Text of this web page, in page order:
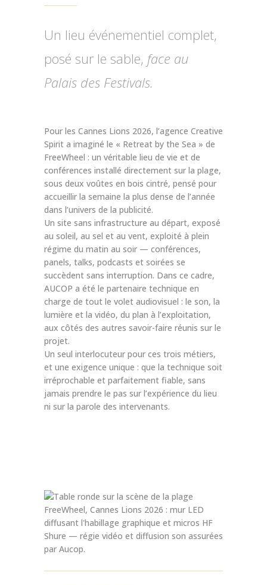
Un lieu événementiel complet,
posé sur le sable, face au
Palais des Festivals.
Pour les Cannes Lions 2026, l’agence Creative
Spirit a imaginé le « Retreat by the Sea » de
FreeWheel : un véritable lieu de vie et de
conférences installé directement sur la plage,
sous deux voûtes en bois cintré, pensé pour
accueillir la semaine la plus dense de l’année
dans l’univers de la publicité.
Un site sans infrastructure au départ, exposé
au soleil, au sel et au vent, exploité à plein
régime du matin au soir — conférences,
panels, talks, podcasts et soirées se
succèdent sans interruption. Dans ce cadre,
AUCOP a été le partenaire technique en
charge de tout le volet audiovisuel : le son, la
lumière et la vidéo, du plan à l’exploitation,
aux côtés des autres savoir-faire réunis sur le
projet.
Un seul interlocuteur pour ces trois métiers,
et une exigence unique : que la technique soit
irréprochable et parfaitement fiable, sans
jamais prendre le pas sur l’expérience du lieu
ni sur la parole des intervenants.